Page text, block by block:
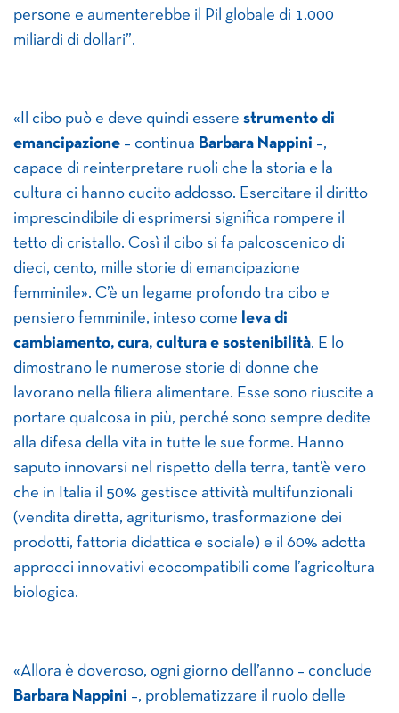
persone e aumenterebbe il Pil globale di 1.000
miliardi di dollari”.
«Il cibo può e deve quindi essere strumento di
emancipazione – continua Barbara Nappini –,
capace di reinterpretare ruoli che la storia e la
cultura ci hanno cucito addosso. Esercitare il diritto
imprescindibile di esprimersi significa rompere il
tetto di cristallo. Così il cibo si fa palcoscenico di
dieci, cento, mille storie di emancipazione
femminile». C’è un legame profondo tra cibo e
pensiero femminile, inteso come leva di
cambiamento, cura, cultura e sostenibilità. E lo
dimostrano le numerose storie di donne che
lavorano nella filiera alimentare. Esse sono riuscite a
portare qualcosa in più, perché sono sempre dedite
alla difesa della vita in tutte le sue forme. Hanno
saputo innovarsi nel rispetto della terra, tant’è vero
che in Italia il 50% gestisce attività multifunzionali
(vendita diretta, agriturismo, trasformazione dei
prodotti, fattoria didattica e sociale) e il 60% adotta
approcci innovativi ecocompatibili come l’agricoltura
biologica.
«Allora è doveroso, ogni giorno dell’anno – conclude
Barbara Nappini –, problematizzare il ruolo delle